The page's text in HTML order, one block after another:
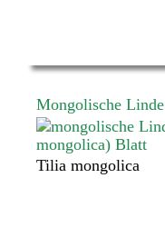
Mongolische Linde
Tilia mongolica